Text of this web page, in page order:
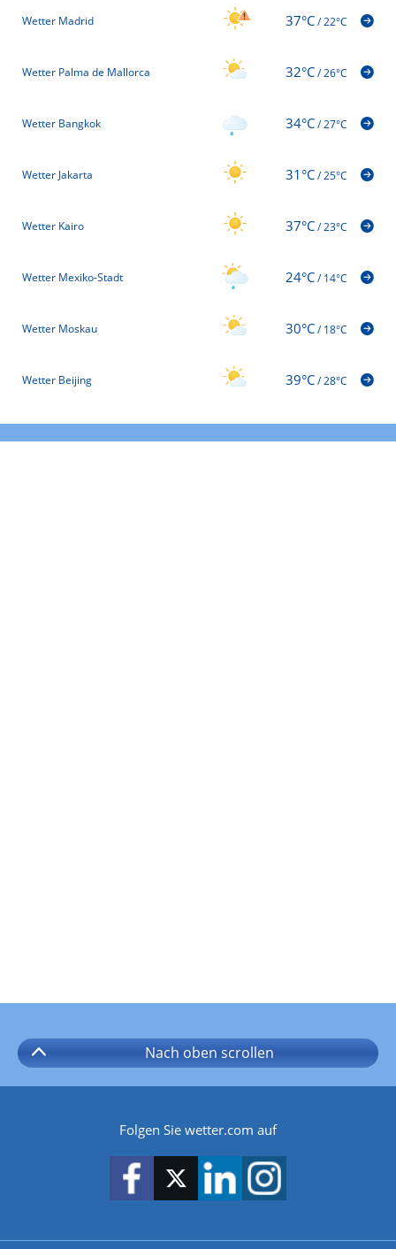
Wetter Madrid 37°C/22°C
Wetter Palma de Mallorca 32°C/26°C
Wetter Bangkok 34°C/27°C
Wetter Jakarta 31°C/25°C
Wetter Kairo 37°C/23°C
Wetter Mexiko-Stadt 24°C/14°C
Wetter Moskau 30°C/18°C
Wetter Beijing 39°C/28°C
Nach oben scrollen
Folgen Sie wetter.com auf